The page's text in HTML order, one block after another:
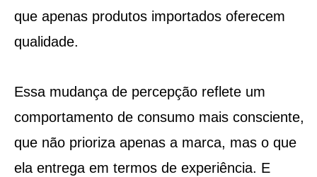
que apenas produtos importados oferecem
qualidade.
Essa mudança de percepção reflete um
comportamento de consumo mais consciente,
que não prioriza apenas a marca, mas o que
ela entrega em termos de experiência. E